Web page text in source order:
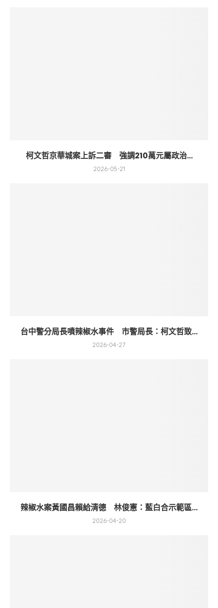
柯文哲京華城案上訴二審 強調210萬元屬政治...
2026-05-21
台中警分局長噴辣椒水事件 市警局長：柯文哲致...
2026-04-27
辣椒水案黃國昌賴給清德 林俊憲：藍白合示範區...
2026-04-20